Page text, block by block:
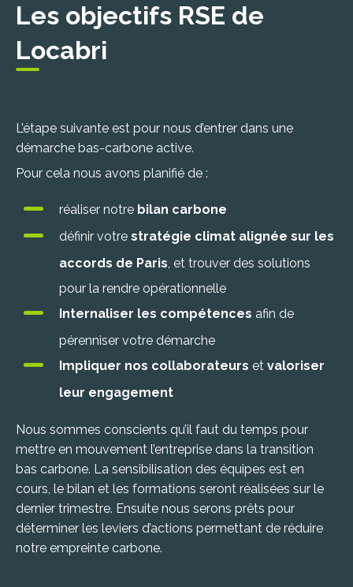
Les objectifs RSE de
Locabri
L’étape suivante est pour nous d’entrer dans une
démarche bas-carbone active.
Pour cela nous avons planifié de :
réaliser notre bilan carbone
définir votre stratégie climat alignée sur les
accords de Paris , et trouver des solutions
pour la rendre opérationnelle
Internaliser les compétences afin de
pérenniser votre démarche
Impliquer nos collaborateurs et valoriser
leur engagement
Nous sommes conscients qu’il faut du temps pour
mettre en mouvement l’entreprise dans la transition
bas carbone. La sensibilisation des équipes est en
cours, le bilan et les formations seront réalisées sur le
dernier trimestre. Ensuite nous serons prêts pour
déterminer les leviers d’actions permettant de réduire
notre empreinte carbone.